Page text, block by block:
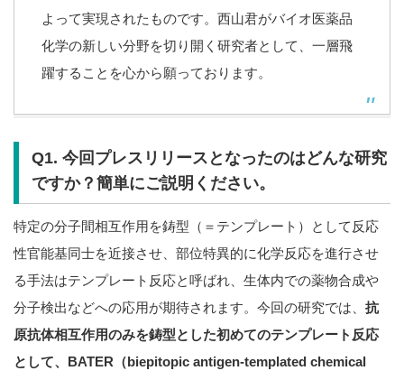
よって実現 されたものです。 西山君がバイオ医薬品
化学の新しい分野を切り開く研究者として、 一層飛
躍することを心から願っております。
Q1. 今回プレスリリースとなったのはどんな研究
ですか？簡単にご説明ください。
特定の分子間相互作用を鋳型（＝テンプレート）として反応
性官能基同士を近接させ、部位特異的に化学反応を進行させ
る手法はテンプレート反応と呼ばれ、生体内での薬物合成や
分子検出などへの応用が期待されます。今回の研究では、 抗
原抗体相互作用のみを鋳型とした初めてのテンプレート反応
として、BATER（biepitopic antigen-templated chemical